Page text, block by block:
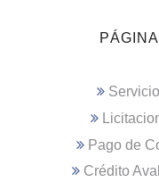
Pago de
Crédito